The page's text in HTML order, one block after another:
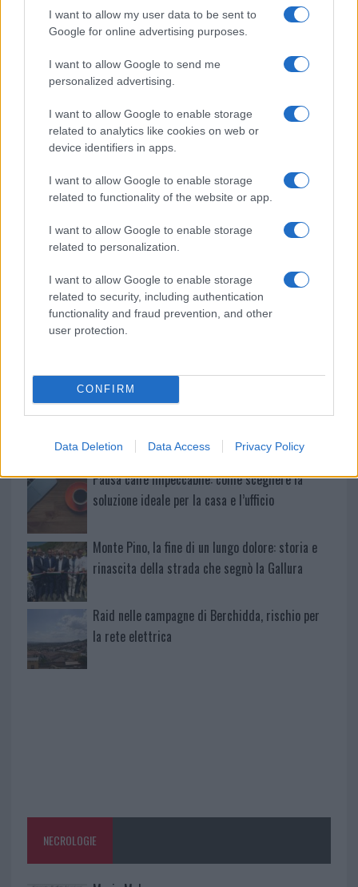
I want to allow my user data to be sent to
Google for online advertising purposes.
I want to allow Google to send me
personalized advertising.
I want to allow Google to enable storage
related to analytics like cookies on web or
device identifiers in apps.
I want to allow Google to enable storage
related to functionality of the website or app.
I want to allow Google to enable storage
related to personalization.
I want to allow Google to enable storage
related to security, including authentication
functionality and fraud prevention, and other
user protection.
CONFIRM
Data Deletion Data Access Privacy Policy
F
a
ce
b
o
o
k
T
w
it
te
r
Pi
n
te
re
st
W
h
at
s
A
p
p
S
h
a
Articolo precedente
Prossimo articolo
Le previsioni meteo per il weekend a Olbia e in
Gallura
Michelle Hunziker in Gallura, bella anche dal
vivo: un amico vip svela come fa
Olbia, divieto di sosta contro spaccio e degrado:
Pausa caffè impeccabile: come scegliere la
soluzione ideale per la casa e l’ufficio
Monte Pino, la fine di un lungo dolore: storia e
rinascita della strada che segnò la Gallura
Raid nelle campagne di Berchidda, rischio per
la rete elettrica
NECROLOGIE